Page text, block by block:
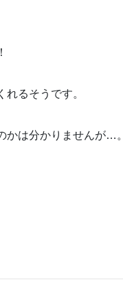
るそうです。
かは分かりませんが…。